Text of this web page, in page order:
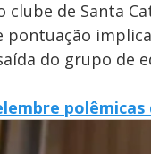
clube de Santa
pontuação
do grupo de